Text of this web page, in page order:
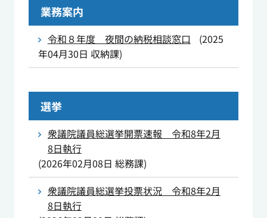
業務案内
令和８年度 夜間の納税相談窓口 (2025
年04月30日 収納課)
選挙
衆議院議員総選挙開票速報 令和8年2月
8日執行
(2026年02月08日 総務課)
衆議院議員総選挙投票状況 令和8年2月
8日執行